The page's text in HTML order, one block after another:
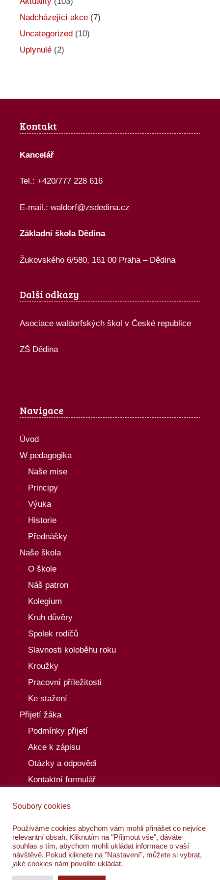
c
e
Nadcházející akce (7)
Uncategorized (10)
Uplynulé (2)
Kontakt
Kancelář
Tel.: +420/777 228 616
E-mail.: waldorf@zsdedina.cz
Základní škola Dědina
Žukovského 6/580, 161 00 Praha – Dědina
Další odkazy
Asociace waldorfských škol v České republice
ZŠ Dědina
Navigace
Úvod
W pedagogika
Naše mise
Principy
Výuka
Historie
Přednášky
Naše škola
O škole
Náš patron
Kolegium
Kruh důvěry
Spolek rodičů
Slavnosti koloběhu roku
Kroužky
Pracovní příležitosti
Ke stažení
Přijetí žáka
Podmínky přijetí
Akce k zápisu
Otázky a odpovědi
Kontaktní formulář
Akce
Kalendář akcí
Kontakty
Soubory cookies
Používáme cookies abychom vám mohli přinášet co nejvíce
relevantní obsah. Kliknutím na "Přijmout vše", dáváte
souhlas s tím, abychom mohli ukládat informace o vaší
návštěvě. Pokud kliknete na "Nastavení", můžete si vybrat,
jaké cookies nám povolíte ukládat.